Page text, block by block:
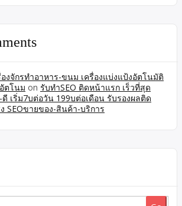
งจักรทำอาหาร-ขนม เครื่องแบ่งแป้งอัตโนมัติ
ตโนม on รับทำSEO ติดหน้าแรก เร็วที่สุด
ดี เริ่ม7บต่อวัน 199บต่อเดือน รับรองผลติด
SEOขายของ-สินค้า-บริการ